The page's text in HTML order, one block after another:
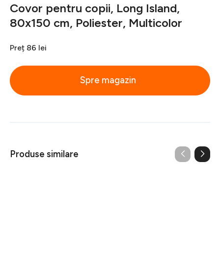
Covor pentru copii, Long Island,
80x150 cm, Poliester, Multicolor
Preț 86 lei
Spre magazin
Produse similare